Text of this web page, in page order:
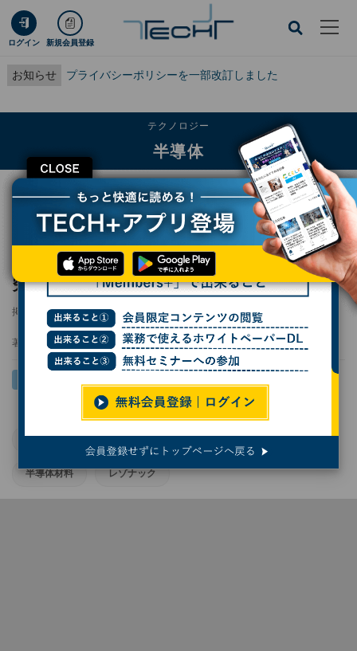
ログイン 新規会員登録
お知らせ プライバシーポリシーを一部改訂しました
CLOSE
テクノロジー
半導体
TECH+ テクノロジー
半導体
レゾナックとAxiom、宇宙での半導体材料研究・開発・製造で協業
レゾナックとAxiom、宇宙での半導体材料研
究・開発・製造で協業
掲載日 2025/10/02 17:22
著者： 小林行雄
宇宙 宇宙ビジネス 日本の半導体業界
半導体材料 レゾナック